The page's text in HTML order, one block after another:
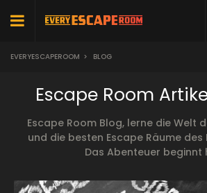
EVERYESCAPEROOM > BLOG
Escape Room
Escape Room Blog, lerne die Welt
und die besten Escape Räume des
Das Abenteuer beginnt